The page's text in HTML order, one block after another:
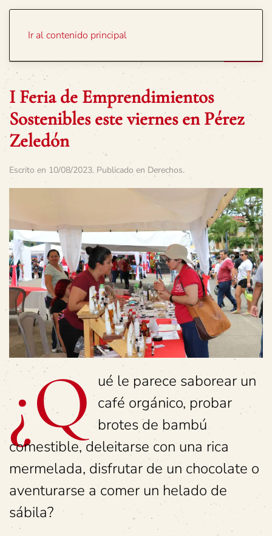
Ir al contenido principal
I Feria de Emprendimientos
Sostenibles este viernes en Pérez
Zeledón
Escrito en 10/08/2023. Publicado en Derechos.
¿Q ué le parece saborear un
café orgánico, probar
brotes de bambú
comestible, deleitarse con una rica
mermelada, disfrutar de un chocolate o
aventurarse a comer un helado de
sábila?